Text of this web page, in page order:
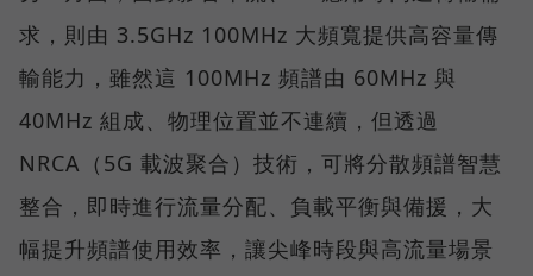
求，則由 3.5GHz 100MHz 大頻寬提供高容量傳
輸能力，雖然這 100MHz 頻譜由 60MHz 與
40MHz 組成、物理位置並不連續，但透過
NRCA（5G 載波聚合）技術，可將分散頻譜智慧
整合，即時進行流量分配、負載平衡與備援，大
幅提升頻譜使用效率，讓尖峰時段與高流量場景